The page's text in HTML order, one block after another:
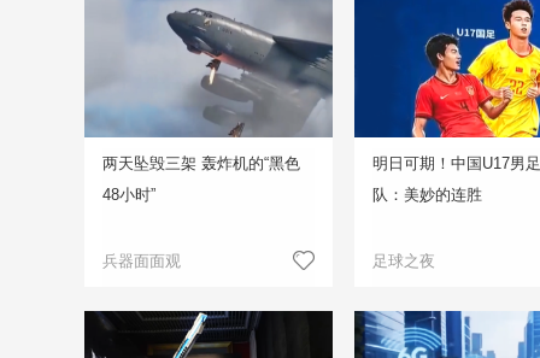
两天坠毁三架 轰炸机的“黑色
48小时”
兵器面面观
明日可期！中国U17男
队：美妙的连胜
足球之夜